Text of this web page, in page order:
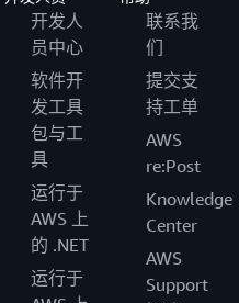
开发人
员中心
软件开
发工具
包与工
具
运行于
AWS 上
的 .NET
运行于
联系我
们
提交支
持工单
AWS
re:Post
Knowledge
Center
AWS
Support